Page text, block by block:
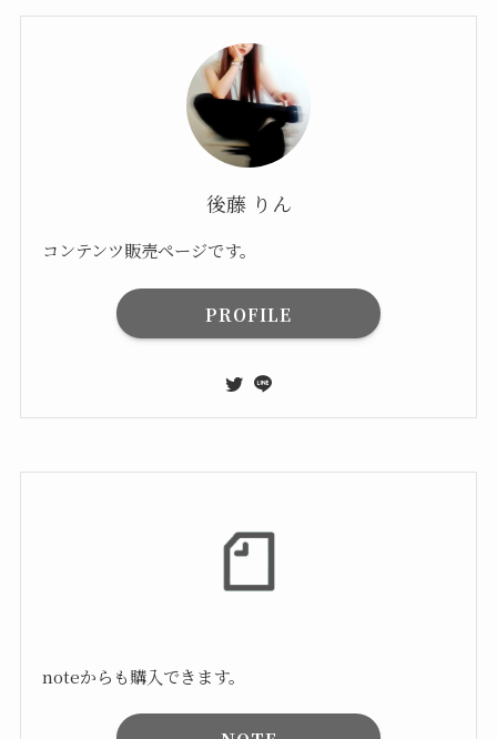
後藤 りん
コンテンツ販売ページです。
PROFILE
noteからも購入できます。